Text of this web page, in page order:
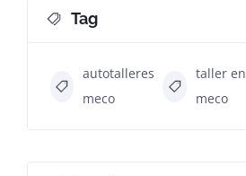
Tag
autotalleres
meco
taller en
meco